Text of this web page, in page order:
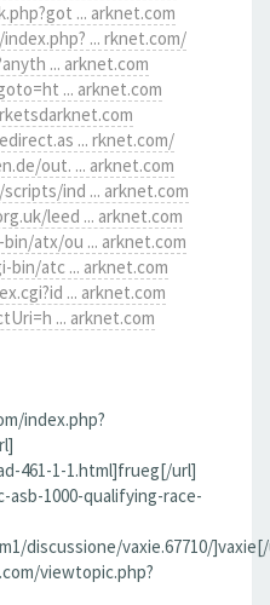
... arknet.com
... rknet.com/
... arknet.com
... arknet.com
... rknet.com/
out. ... arknet.com
ind ... arknet.com
leed ... arknet.com
atx/ou ... arknet.com
atc ... arknet.com
... arknet.com
... arknet.com
index.php?
461-1-1.html]frueg[/url]
1000-qualifying-race-
discussione/vaxie.67710/
viewtopic.php?